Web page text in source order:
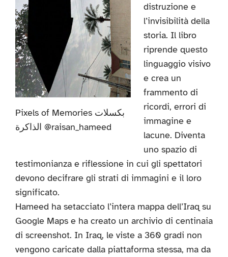
Pixels of Memories بكسلات
الذاكرة @raisan_hameed
distruzione e
l’invisibilità della
storia. Il libro
riprende questo
linguaggio visivo
e crea un
frammento di
ricordi, errori di
immagine e
lacune. Diventa
uno spazio di
testimonianza e riflessione in cui gli spettatori
devono decifrare gli strati di immagini e il loro
significato.
Hameed ha setacciato l’intera mappa dell’Iraq su
Google Maps e ha creato un archivio di centinaia
di screenshot. In Iraq, le viste a 360 gradi non
vengono caricate dalla piattaforma stessa, ma da